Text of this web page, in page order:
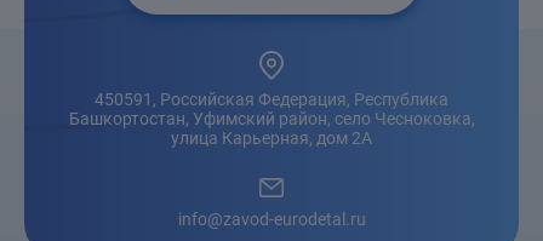
450591, Российская Федерация, Республика
Башкортостан, Уфимский район, село Чесноковка,
улица Карьерная, дом 2А
info@zavod-eurodetal.ru